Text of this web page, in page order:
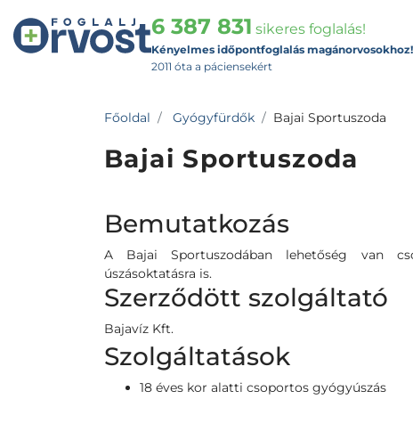
6 387 831 sikeres foglalás!
Kényelmes időpontfoglalás magánorvosokhoz!
2011 óta a páciensekért
Főoldal Gyógyfürdők Bajai Sportuszoda
Bajai Sportuszoda
Bemutatkozás
A Bajai Sportuszodában lehetőség van
úszásoktatásra is.
Szerződött szolgáltató
Bajavíz Kft.
Szolgáltatások
18 éves kor alatti csoportos gyógyúszás